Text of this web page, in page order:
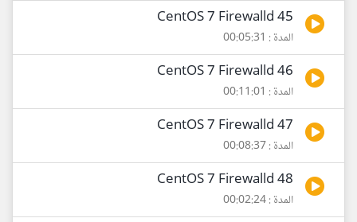
45 CentOS 7 Firewalld
المدة : 00:05:31
46 CentOS 7 Firewalld
المدة : 00:11:01
47 CentOS 7 Firewalld
المدة : 00:08:37
48 CentOS 7 Firewalld
المدة : 00:02:24